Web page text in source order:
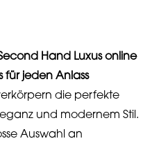
Hand Luxus online
für jeden Anlass
die perfekte
und modernem Stil.
Auswahl an